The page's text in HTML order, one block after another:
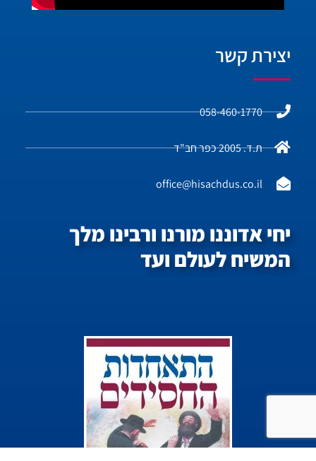
יצירת קשר
058-460-1770
ת.ד. 2005 כפר חב"ד
office@hisachdus.co.il
יחי אדוננו מורנו ורבינו מלך
המשיח לעולם ועד